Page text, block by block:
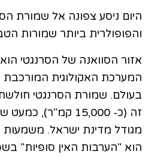
היום ניסע צפונה אל שמורת
והפופולרית ביותר שמורות
אזור הסוואנה של הסרנגטי
המערכת האקולוגית המורכבת
בעולם. שמורת הסרנגטי
זה (כ- 15,000 קמ"ר),
מגודל מדינת ישראל.
הוא "הערבות האין סופיות"